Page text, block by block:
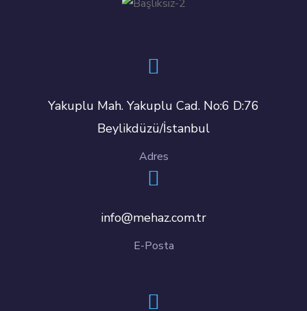
Yakuplu Mah. Yakuplu Cad. No:6 D:76
Beylikdüzü/İstanbul
Adres
info@mehaz.com.tr
E-Posta